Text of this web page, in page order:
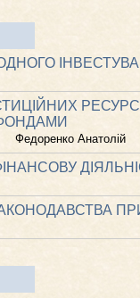
Федоренко Анатолій